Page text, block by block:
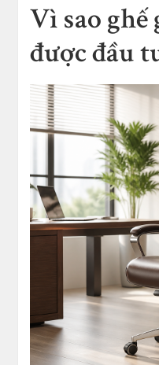
Vì sao ghế
được đầu